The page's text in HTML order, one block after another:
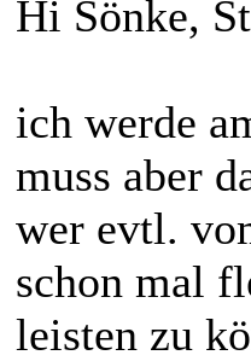
Hi Sönke,
ich werde
muss aber
wer evtl.
schon mal
leisten zu